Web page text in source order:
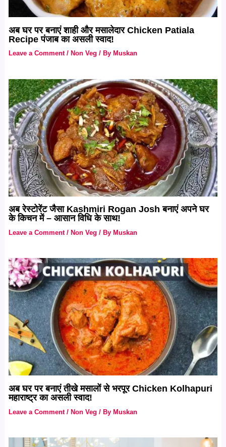
अब घर पर बनाएं शाही और मसालेदार Chicken Patiala
Recipe पंजाब का असली स्वाद!
Leave a Comment / Non Veg / By Muskan
अब रेस्टोरेंट जैसा Kashmiri Rogan Josh बनाएं अपने घर
के किचन में – आसान विधि के साथ!
Leave a Comment / Non Veg / By Muskan
अब घर पर बनाएं तीखे मसालों से भरपूर Chicken Kolhapuri
महाराष्ट्र का असली स्वाद!
Leave a Comment /Non Veg / ByMuskan